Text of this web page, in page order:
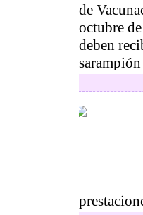
de
octubre
deben